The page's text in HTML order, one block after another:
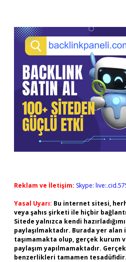
Reklam ve İletişim: Skype:
Yasal Uyarı: Bu internet sitesi,
veya şahıs şirketi ile hiçbir
Sitede yalnızca kendi
paylaşılmaktadır. Burada yer
taşımamakta olup, gerçek kurum
paylaşım yapılmamaktadır.
benzerlikleri tamamen tesadüfidir.